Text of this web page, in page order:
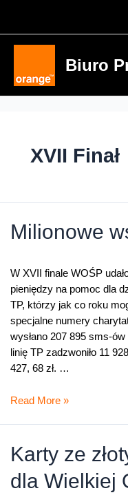
Biuro
XVII Finał
Milionowe
W XVII finale WOŚP
pieniędzy na pomoc dla
TP, którzy jak co roku
specjalne numery
wysłano 207 895 sms-
linię TP zadzwoniło 11
427, 68 zł. …
Milionowe
WOŚP
Read More »
Karty ze
dla Wielkiej